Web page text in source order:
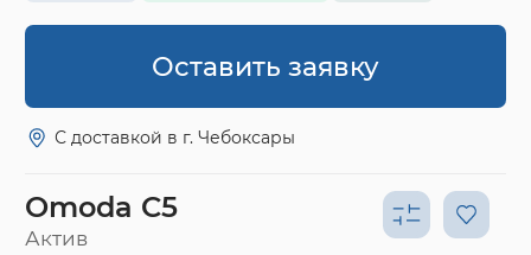
Оставить заявку
С доставкой в г. Чебоксары
Omoda C5
Актив